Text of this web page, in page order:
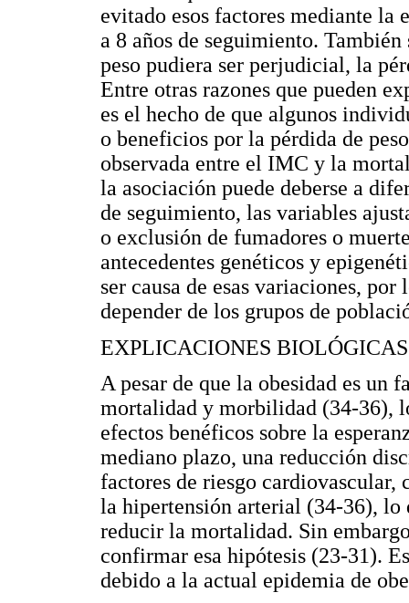
evitado esos factores mediante
a 8 años de seguimiento.
peso pudiera ser perjudicial, la
Entre otras razones que pueden
es el hecho de que algunos
o beneficios por la pérdida de
observada entre el IMC y la
la asociación puede deberse a
de seguimiento, las variables
o exclusión de fumadores o
antecedentes genéticos y
ser causa de esas variaciones,
depender de los grupos de
EXPLICACIONES BIOLÓGICAS
A pesar de que la obesidad es un
mortalidad y morbilidad (34-36),
efectos benéficos sobre la
mediano plazo, una reducción
factores de riesgo
la hipertensión arterial (34-36), lo
reducir la mortalidad. Sin
confirmar esa hipótesis (23-31).
debido a la actual epidemia de